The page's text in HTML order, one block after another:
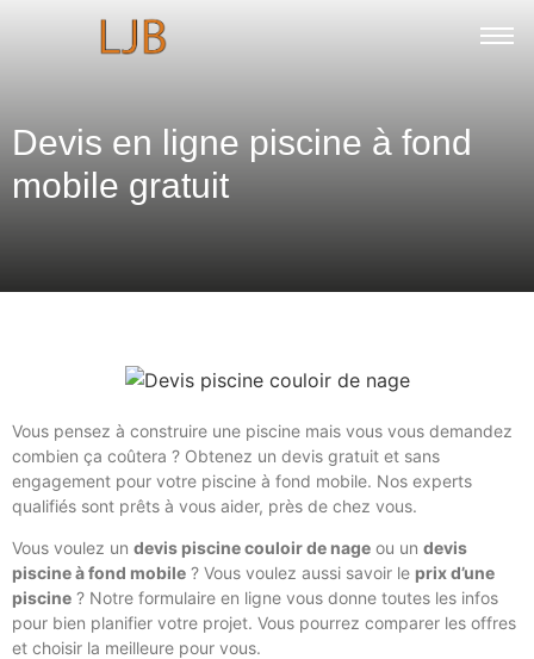
Devis en ligne piscine à fond
mobile gratuit
Vous pensez à construire une piscine mais vous vous demandez
combien ça coûtera ? Obtenez un devis gratuit et sans
engagement pour votre piscine à fond mobile. Nos experts
qualifiés sont prêts à vous aider, près de chez vous.
Vous voulez un devis piscine couloir de nage ou un devis
piscine à fond mobile ? Vous voulez aussi savoir le prix d’une
piscine ? Notre formulaire en ligne vous donne toutes les infos
pour bien planifier votre projet. Vous pourrez comparer les offres
et choisir la meilleure pour vous.